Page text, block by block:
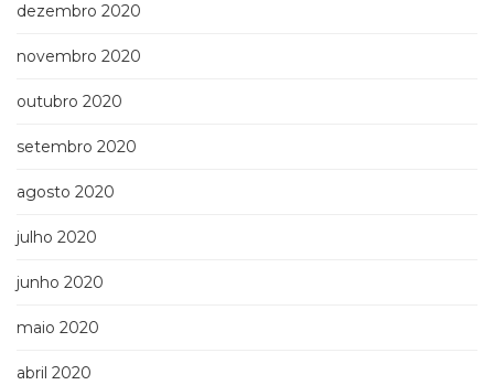
dezembro 2020
novembro 2020
outubro 2020
setembro 2020
agosto 2020
julho 2020
junho 2020
maio 2020
abril 2020